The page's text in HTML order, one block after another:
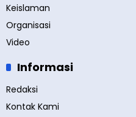
Keislaman
Organisasi
Video
Informasi
Redaksi
Kontak Kami